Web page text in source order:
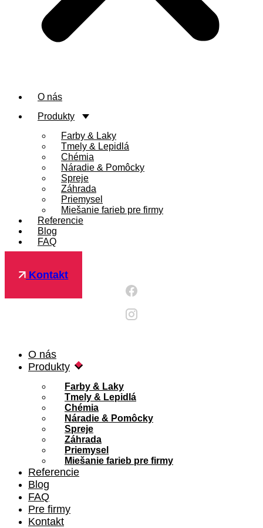
O nás
Produkty
Farby & Laky
Tmely & Lepidlá
Chémia
Náradie & Pomôcky
Spreje
Záhrada
Priemysel
Miešanie farieb pre firmy
Referencie
Blog
FAQ
Kontakt
O nás
Produkty
Farby & Laky
Tmely & Lepidlá
Chémia
Náradie & Pomôcky
Spreje
Záhrada
Priemysel
Miešanie farieb pre firmy
Referencie
Blog
FAQ
Pre firmy
Kontakt